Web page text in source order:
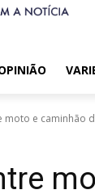
moto e caminhão